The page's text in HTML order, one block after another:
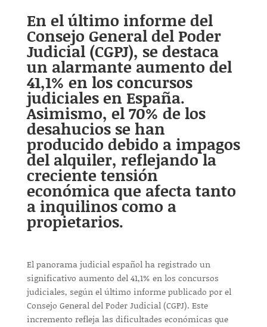
En el último informe del
Consejo General del Poder
Judicial (CGPJ), se destaca
un alarmante aumento del
41,1% en los concursos
judiciales en España.
Asimismo, el 70% de los
desahucios se han
producido debido a impagos
del alquiler, reflejando la
creciente tensión
económica que afecta tanto
a inquilinos como a
propietarios.
El panorama judicial español ha registrado un
significativo aumento del 41,1% en los concursos
judiciales, según el último informe publicado por el
Consejo General del Poder Judicial (CGPJ). Este
incremento refleja las dificultades económicas que